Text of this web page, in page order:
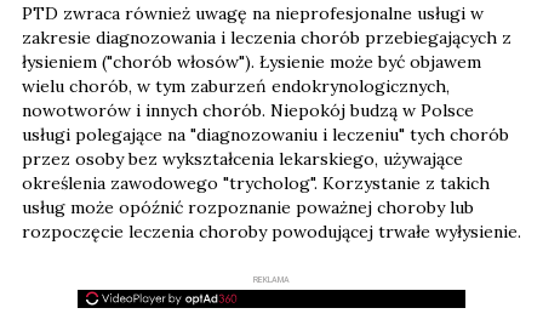
PTD zwraca również uwagę na nieprofesjonalne usługi w
zakresie diagnozowania i leczenia chorób przebiegających z
łysieniem ("chorób włosów"). Łysienie może być objawem
wielu chorób, w tym zaburzeń endokrynologicznych,
nowotworów i innych chorób. Niepokój budzą w Polsce
usługi polegające na "diagnozowaniu i leczeniu" tych chorób
przez osoby bez wykształcenia lekarskiego, używające
określenia zawodowego "trycholog". Korzystanie z takich
usług może opóźnić rozpoznanie poważnej choroby lub
rozpoczęcie leczenia choroby powodującej trwałe wyłysienie.
REKLAMA